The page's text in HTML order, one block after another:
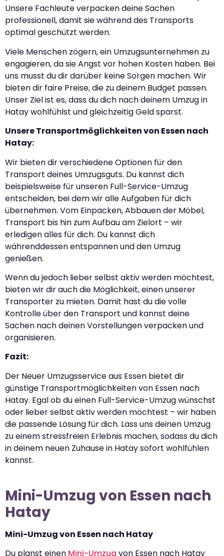
Unsere Fachleute verpacken deine Sachen
professionell, damit sie während des Transports
optimal geschützt werden.
Viele Menschen zögern, ein Umzugsunternehmen zu
engagieren, da sie Angst vor hohen Kosten haben. Bei
uns musst du dir darüber keine Sorgen machen. Wir
bieten dir faire Preise, die zu deinem Budget passen.
Unser Ziel ist es, dass du dich nach deinem Umzug in
Hatay wohlfühlst und gleichzeitig Geld sparst.
Unsere Transportmöglichkeiten von Essen nach
Hatay:
Wir bieten dir verschiedene Optionen für den
Transport deines Umzugsguts. Du kannst dich
beispielsweise für unseren Full-Service-Umzug
entscheiden, bei dem wir alle Aufgaben für dich
übernehmen. Vom Einpacken, Abbauen der Möbel,
Transport bis hin zum Aufbau am Zielort – wir
erledigen alles für dich. Du kannst dich
währenddessen entspannen und den Umzug
genießen.
Wenn du jedoch lieber selbst aktiv werden möchtest,
bieten wir dir auch die Möglichkeit, einen unserer
Transporter zu mieten. Damit hast du die volle
Kontrolle über den Transport und kannst deine
Sachen nach deinen Vorstellungen verpacken und
organisieren.
Fazit:
Der Neuer Umzugsservice aus Essen bietet dir
günstige Transportmöglichkeiten von Essen nach
Hatay. Egal ob du einen Full-Service-Umzug wünschst
oder lieber selbst aktiv werden möchtest – wir haben
die passende Lösung für dich. Lass uns deinen Umzug
zu einem stressfreien Erlebnis machen, sodass du dich
in deinem neuen Zuhause in Hatay sofort wohlfühlen
kannst.
Mini-Umzug von Essen nach
Hatay
Mini-Umzug von Essen nach Hatay
Du planst einen Mini-Umzug von Essen nach Hatay